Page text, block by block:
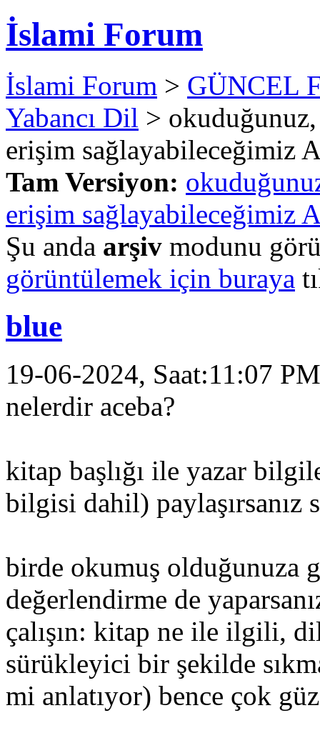
İslami Forum
İslami Forum > GÜNCEL
Yabancı Dil >
erişim sağlayabileceğimiz
Tam Versiyon:
erişim sağlayabileceğimiz
Şu anda arşiv modunu
görüntülemek için buraya
blue
19-06-2024, Saat:11:07 PM
nelerdir aceba?
kitap başlığı ile yazar
bilgisi dahil) paylaşırsanız
birde okumuş olduğunuza
değerlendirme de
çalışın: kitap ne ile ilgili,
sürükleyici bir şekilde
mi anlatıyor) bence çok